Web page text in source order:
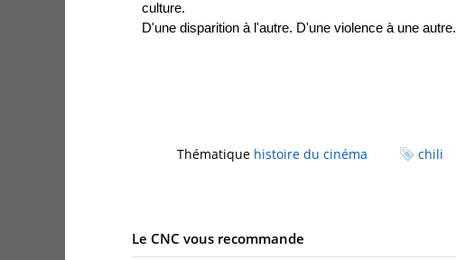
culture.
D'une disparition à l'autre. D'une violence à une autre.
Thématique histoire du cinéma chili
Le CNC vous recommande